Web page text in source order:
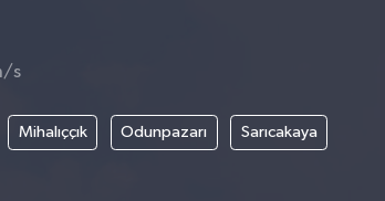
s
Mihalıççık Odunpazarı Sarıcakaya